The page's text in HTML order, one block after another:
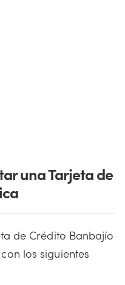
una Tarjeta de
de Crédito Banbajío
los siguientes